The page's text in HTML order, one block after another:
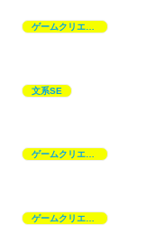
ゲームクリエイター
文系SE